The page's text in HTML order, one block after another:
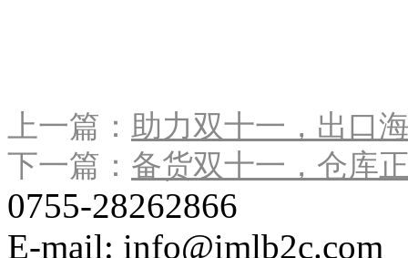
上一篇： 助力双十一，出口
下一篇： 备货双十一，仓库
0755-28262866
E-mail: info@imlb2c.com